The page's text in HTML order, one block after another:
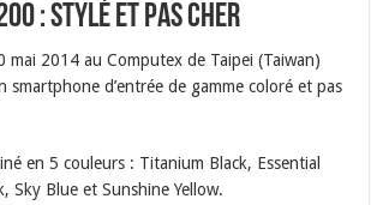
: stylé et pas cher
mai 2014 au Computex de Taipei (Taiwan)
smartphone d’entrée de gamme coloré et pas
en 5 couleurs : Titanium Black, Essential
Sky Blue et Sunshine Yellow.